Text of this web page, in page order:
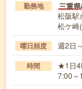
勤務地 三重
松阪駅
松ケ崎
曜日頻度 週2日
時間
★1日4
7:00